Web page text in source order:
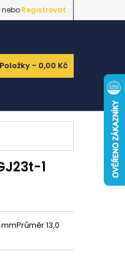
neboRegistrovat
Položky - 0,00 Kč
1
13,0